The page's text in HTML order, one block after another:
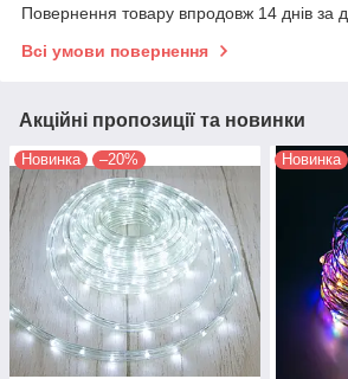
Повернення товару впродовж 14 днів за
Всі умови повернення
Акційні пропозиції та новинки
Новинка –20% Новинка